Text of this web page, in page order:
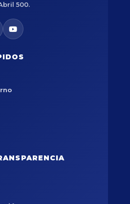
500.